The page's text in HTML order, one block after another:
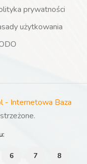
prywatności
użytkowania
- Internetowa Baza
6 7 8